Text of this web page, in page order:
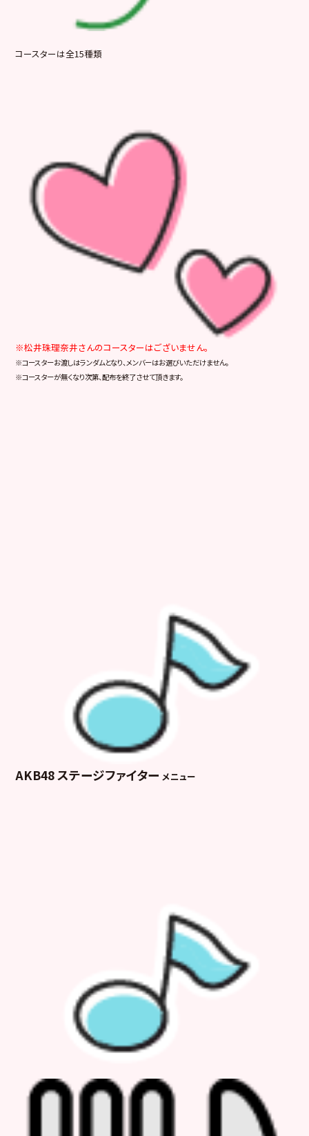
コースターは全15種類
※松井珠理奈井さんのコースターはございません。
※コースターお渡しはランダムとなり、メンバーはお選びいただけません。
※コースターが無くなり次第、配布を終了させて頂きます。
AKB48 ステージファイター メニュー